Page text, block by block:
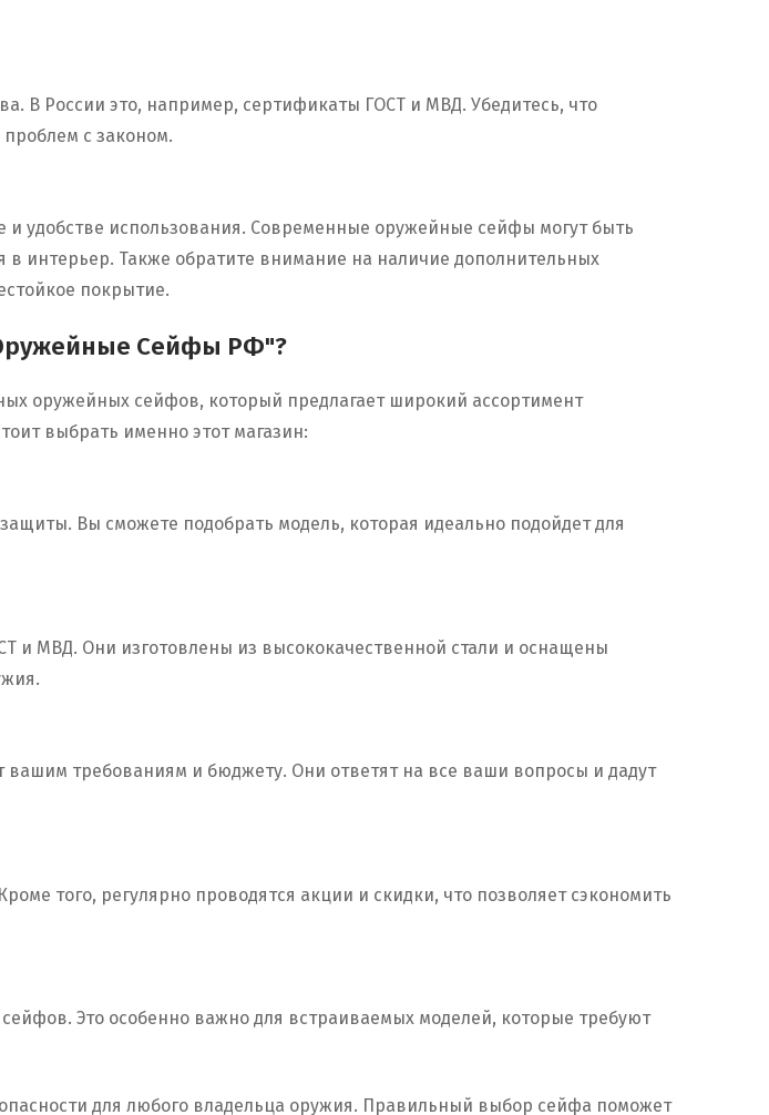
В России это, например, сертификаты ГОСТ и МВД. Убедитесь, что
с законом.
и удобстве использования. Современные оружейные сейфы могут быть
интерьер. Также обратите внимание на наличие дополнительных
покрытие.
Сейфы РФ"?
оружейных сейфов, который предлагает широкий ассортимент
выбрать именно этот магазин:
Вы сможете подобрать модель, которая идеально подойдет для
и МВД. Они изготовлены из высококачественной стали и оснащены
вашим требованиям и бюджету. Они ответят на все ваши вопросы и дадут
того, регулярно проводятся акции и скидки, что позволяет сэкономить
Это особенно важно для встраиваемых моделей, которые требуют
для любого владельца оружия. Правильный выбор сейфа поможет